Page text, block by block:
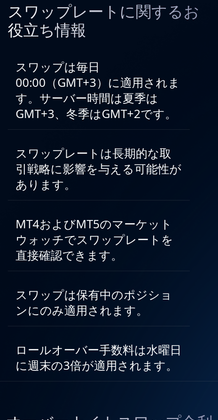
スワップレートに関するお
役立ち情報
スワップは毎日
00:00（GMT+3）に適用されま
す。サーバー時間は夏季は
GMT+3、冬季はGMT+2です。
スワップレートは長期的な取
引戦略に影響を与える可能性が
あります。
MT4およびMT5のマーケット
ウォッチでスワップレートを
直接確認できます。
スワップは保有中のポジショ
ンにのみ適用されます。
ロールオーバー手数料は水曜日
に週末の3倍が適用されます。